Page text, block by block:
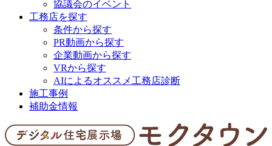
協議会のイベント
工務店を探す
条件から探す
PR動画から探す
企業動画から探す
VRから探す
AIによるオススメ工務店診断
施工事例
補助金情報